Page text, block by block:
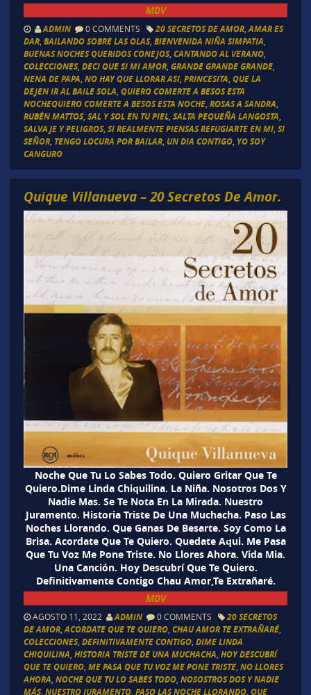
MDV
ADMIN 0 COMMENTS 20 SECRETOS DE AMOR, AMAR ES
DAR, BAILANDO SOBRE LAS OLAS, BIENVENIDA NIÑA SIMPATIA
BUENAS NOCHES QUERIDOS CONEJOS, CANTANDO AL VERANO,
COLECCIONES, DECI QUE SI MI AMOR, GRANDE GRANDE GRANDE,
NENA DE PAPA NO HAY QUE LLORAR ASI, PRINCESITA QUE LA
DEJEN IR AL BAILE SOLA QUIERO COMERTE A BESOS ESTA
NOCHEQUIERO COMERTE A BESOS ESTA NOCHE, ROSAS A SANDRA
RUBÉN MATTOS, SAL Y SOL EN TU PIEL, SALTA PEQUEÑA LANGOSTA
SALVAJE Y PELIGROS, SI REALMENTE PIENSAS REFUGIARTE EN MI, SI
SEÑOR, TENGO LOCURA POR BAILAR, UN DIA CONTIGO, YO SOY
CANGURO
Quique Villanueva – 20 Secretos De Amor.
Noche Que Tu Lo Sabes Todo. Quiero Gritar Que Te
Quiero.Dime Linda Chiquilina. La Niña. Nosotros Dos Y
Nadie Mas. Se Te Nota En La Mirada. Nuestro
Juramento. Historia Triste De Una Muchacha. Paso Las
Noches Llorando. Que Ganas De Besarte. Soy Como La
Brisa. Acordate Que Te Quiero. Quedate Aqui. Me Pasa
Que Tu Voz Me Pone Triste. No Llores Ahora. Vida Mia.
Una Canción. Hoy Descubrí Que Te Quiero.
Definitivamente Contigo Chau Amor,Te Extrañaré.
MDV
AGOSTO 11, 2022 ADMIN 0 COMMENTS
20 SECRETOS
DE AMOR,ACORDATE QUE TE QUIERO, CHAU AMOR TE EXTRAÑARÉ,
COLECCIONES, DEFINITIVAMENTE CONTIGO, DIME LINDA
CHIQUILINA, HISTORIA TRISTE DE UNA MUCHACHA, HOY DESCUBRÍ
QUE TE QUIERO, ME PASA QUE TU VOZ ME PONE TRISTE, NO LLORES
AHORA, NOCHE QUE TU LO SABES TODO, NOSOSTROS DOS Y NADIE
MÁS, NUESTRO JURAMENTO, PASO LAS NOCHE LLORANDO, QUE